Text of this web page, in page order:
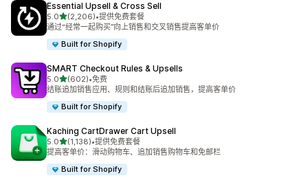
Essential Upsell & Cross Sell
5.0星（满分 5 星）
(2,206)
总共 2206 条评论
•提供免费套餐
通过“经常一起购买”向上销售和交叉销售提高客单价
Built for Shopify
SMART Checkout Rules & Upsells
5.0星（满分 5 星）
(602)
总共 602 条评论
•免费
结账追加销售应用、规则和结账后追加销售，提高客单价
Built for Shopify
Kaching CartDrawer Cart Upsell
5.0星（满分 5 星）
(1,138)
总共 1138 条评论
•提供免费套餐
提高客单价：滑动购物车、追加销售购物车和免邮栏
Built for Shopify